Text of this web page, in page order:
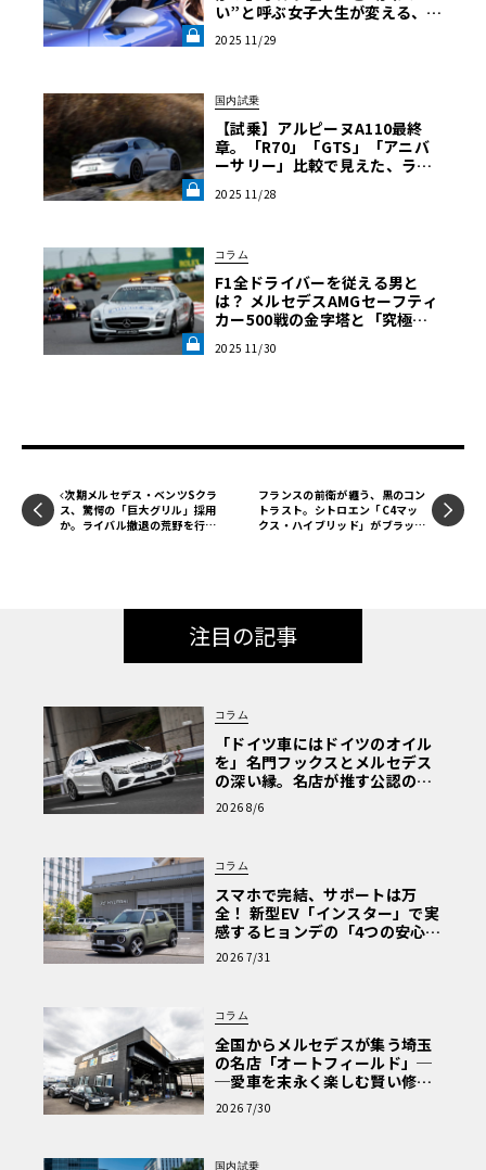
い”と呼ぶ女子大生が変える、自
ツベコベイワセテ】《LE VOLA
2025 11/29
国内試乗
【試乗】アルピーヌA110最終
章。「R70」「GTS」「アニバ
ーサリー」比較で見えた、ライ
E VOLANT LAB》
2025 11/28
コラム
F1全ドライバーを従える男と
は？ メルセデスAMGセーフティ
カー500戦の金字塔と「究極の
2025 11/30
次期メルセデス・ベンツSクラ
ス、驚愕の「巨大グリル」採用
か。ライバル撤退の荒野を行
フランスの前衛が纏う、黒のコン
トラスト。シトロエン「C4マッ
クス・ハイブリッド」がブラック
注目の記事
コラム
「ドイツ車にはドイツのオイル
を」名門フックスとメルセデス
の深い縁。名店が推す公認の安
心と、Cクラスで味わうシルキー
な走り〈PR〉
2026 8/6
コラム
スマホで完結、サポートは万
全！ 新型EV「インスター」で実
感するヒョンデの「4つの安心」
【第1回・ヒョンデ6つの疑問：
Why? Hyundai?】〈PR〉
2026 7/31
コラム
全国からメルセデスが集う埼玉
の名店「オートフィールド」─
─愛車を末永く楽しむ賢い修理
術と、プロがフックス製オイル
を選ぶ理由〈PR〉
2026 7/30
国内試乗